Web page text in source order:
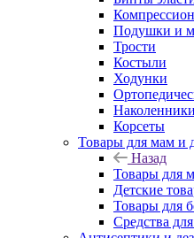
Подушки и
Трости
Костыли
Ходунки
Наколенники
Корсеты
Товары для мам и
Назад
Товары для
Детские
Товары для
Средства